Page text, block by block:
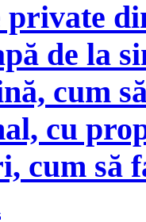
private
de la
cum
cu
cum să